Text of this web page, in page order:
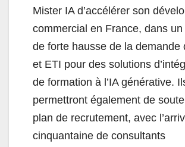
Mister IA d’accélérer son
commercial en France, dans
de forte hausse de la demande
et ETI pour des solutions
de formation à l’IA générative.
permettront également de
plan de recrutement, avec
cinquantaine de consultants